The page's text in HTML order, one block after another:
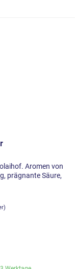
Aromen von
prägnante Säure,